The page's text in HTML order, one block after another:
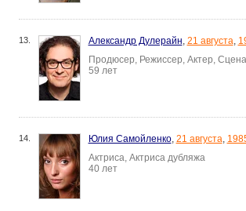
13. Александр Дулерайн, 21 августа,
Продюсер, Режиссер, Актер,
59 лет
14. Юлия Самойленко, 21 августа,
Актриса, Актриса дубляжа
40 лет